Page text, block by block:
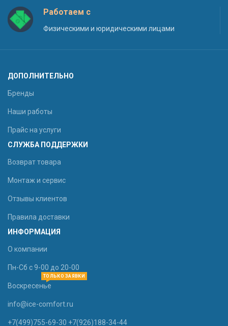
Работаем с
Физическими и юридическими лицами
ДОПОЛНИТЕЛЬНО
Бренды
Наши работы
Прайс на услуги
СЛУЖБА ПОДДЕРЖКИ
Возврат товара
Монтаж и сервис
Отзывы клиентов
Правила доставки
ИНФОРМАЦИЯ
О компании
Пн-Сб с 9-00 до 20-00
Воскресенье
ТОЛЬКО ЗАЯВКИ
info@ice-comfort.ru
+7(499)755-69-30 +7(926)188-34-44